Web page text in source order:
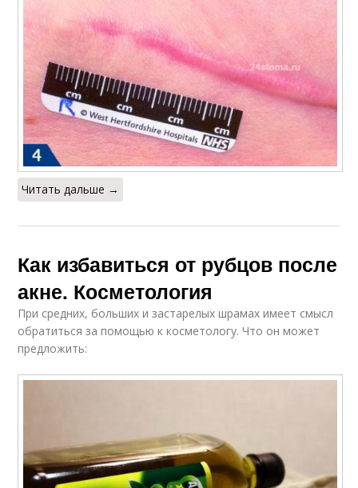
Читать дальше →
Как избавиться от рубцов после
акне. Косметология
При средних, больших и застарелых шрамах имеет смысл
обратиться за помощью к косметологу. Что он может
предложить: